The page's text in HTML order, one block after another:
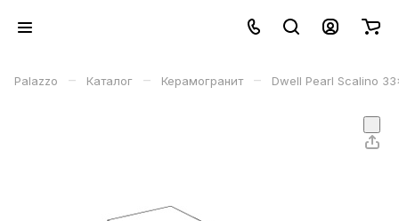
Palazzo – Каталог – Керамогранит – Dwell Pearl Scalino